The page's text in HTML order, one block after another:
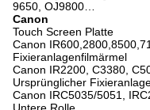
9650, OJ9800…
Canon
Touch Screen Platte
Canon
Fixieranlagenfilmärmel
Canon IR2200, C3380,
Ursprünglicher
Canon IRC5035/5051,